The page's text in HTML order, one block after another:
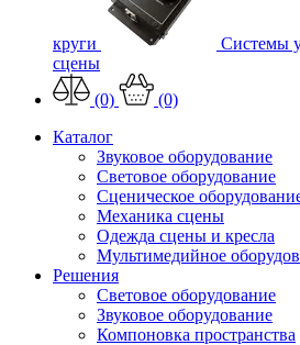
круги
Системы
сцены
(0)
(0)
Каталог
Звуковое оборудование
Световое оборудование
Сценическое
Механика сцены
Одежда сцены и кресла
Мультимедийное
Решения
Световое оборудование
Звуковое оборудование
Компоновка пространства